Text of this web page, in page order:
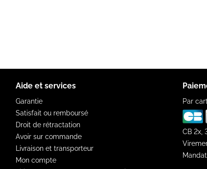
Aide et services
Garantie
Satisfait ou remboursé
Droit de rétractation
Avoir sur commande
Livraison et transporteur
Mon compte
Par
CB 2x,